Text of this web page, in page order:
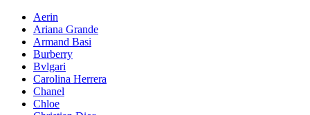
Aerin
Ariana Grande
Armand Basi
Burberry
Bvlgari
Carolina Herrera
Chanel
Chloe